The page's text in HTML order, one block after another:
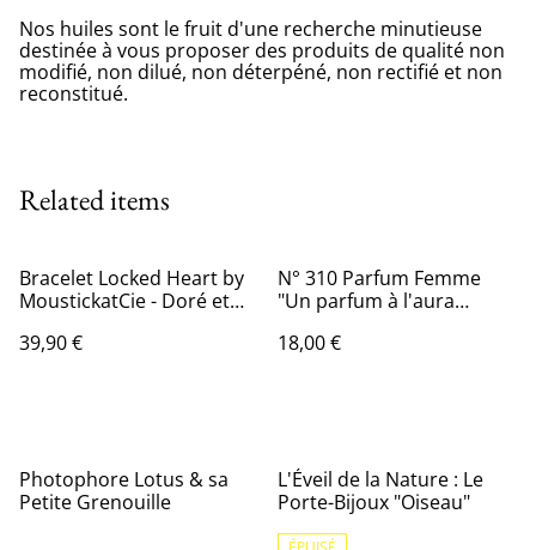
Nos huiles sont le fruit d'une recherche minutieuse
destinée à vous proposer des produits de qualité non
modifié, non dilué, non déterpéné, non rectifié et non
reconstitué.
Related items
Bracelet Locked Heart by
MoustickatCie - Doré et
39,90 €
N° 310 Parfum Femme
"Un parfum à l'aura
magique, une fragrance
18,00 €
Photophore Lotus & sa
Petite Grenouille
L'Éveil de la Nature : Le
Porte-Bijoux "Oiseau"